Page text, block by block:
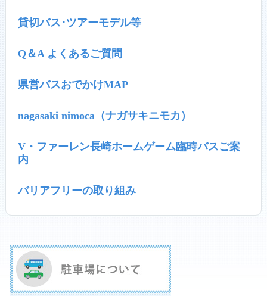
貸切バス･ツアーモデル等
Q＆A よくあるご質問
県営バスおでかけMAP
nagasaki nimoca（ナガサキニモカ）
V・ファーレン長崎ホームゲーム臨時バスご案
内
バリアフリーの取り組み